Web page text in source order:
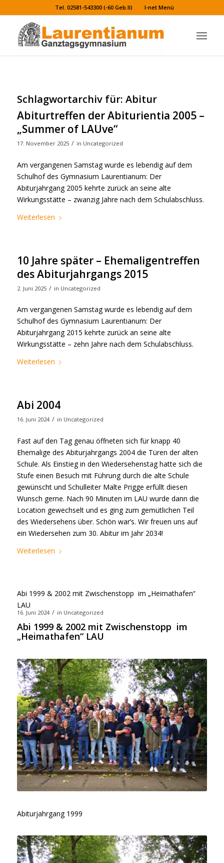
Tel. 02581-543300 (-60 Geb.II) I-net Menü
Schlagwortarchiv für: Abitur
Abiturtreffen der Abiturientia 2005 –
„Summer of LAUve“
17. November 2025 / in Uncategorized
Am vergangenen Samstag wurde es lebendig auf dem
Schulhof des Gymnasium Laurentianum: Der
Abiturjahrgang 2005 kehrte zurück an seine alte
Wirkungsstätte – zwanzig Jahre nach dem Schulabschluss.
Weiterlesen
10 Jahre später – Ehemaligentreffen
des Abiturjahrgangs 2015
2. Juni 2025 / in Uncategorized
Am vergangenen Samstag wurde es lebendig auf dem
Schulhof des Gymnasium Laurentianum: Der
Abiturjahrgang 2015 kehrte zurück an seine alte
Wirkungsstätte – zehn Jahre nach dem Schulabschluss.
Weiterlesen
Abi 2004
16. Juni 2024 / in Uncategorized
Fast auf den Tag genau öffneten sich für knapp 40
Ehemalige des Abiturjahrgangs 2004 die Türen der alten
Schule. Als Einstieg in den Wiedersehenstag hatte sich die
Stufe einen Besuch mit Führung durch die alte Schule
gewünscht und Schulleiter Malte Prigge erfüllt diesen
Wunsch gerne. Nach 90 Minuten im LAU wurde dann die
Location gewechselt und es ging zum gemütlichen Teil
des Wiedersehens über. Schön war’s. Wir freuen uns auf
ein Wiedersehen zum 30. Abitur im Jahr 2034!
Weiterlesen
Abi 1999 & 2002 mit Zwischenstopp im „Heimathafen“
LAU
16. Juni 2024 / in Uncategorized
Abi 1999 & 2002 mit Zwischenstopp im
„Heimathafen“ LAU
Abiturjahrgang 1999